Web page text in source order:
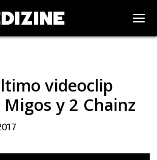
videoclip
y 2 Chainz